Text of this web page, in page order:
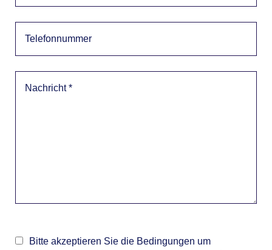
Bitte akzeptieren Sie die Bedingungen um